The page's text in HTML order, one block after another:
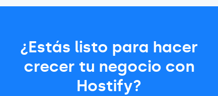
¿Estás listo para hacer
crecer tu negocio con
Hostify?